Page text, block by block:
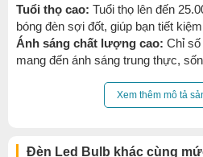
Tuổi thọ cao: Tuổi thọ lên đến
bóng đèn sợi đốt, giúp bạn tiết
Ánh sáng chất lượng cao: Chỉ
mang đến ánh sáng trung thực,
các chất độc hại khác, an toàn
sử dụng khác nhau.
Xem thêm mô tả
Đèn Led Bulb khác cùng